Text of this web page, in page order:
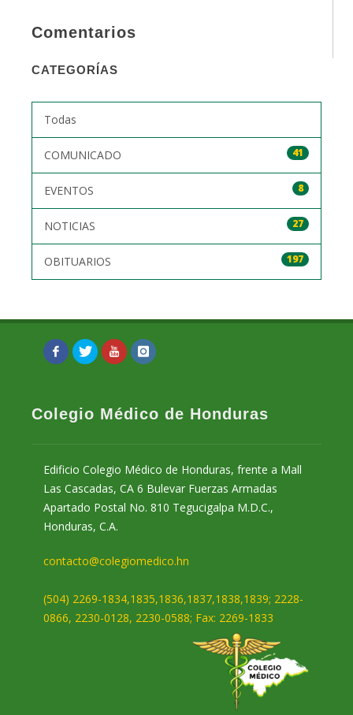
Comentarios
CATEGORÍAS
Todas
41
COMUNICADO
8
EVENTOS
27
NOTICIAS
197
OBITUARIOS
Colegio Médico de Honduras
Edificio Colegio Médico de Honduras, frente a Mall
Las Cascadas, CA 6 Bulevar Fuerzas Armadas
Apartado Postal No. 810 Tegucigalpa M.D.C.,
Honduras, C.A.
contacto@colegiomedico.hn
(504) 2269-1834,1835,1836,1837,1838,1839; 2228-
0866, 2230-0128, 2230-0588; Fax: 2269-1833